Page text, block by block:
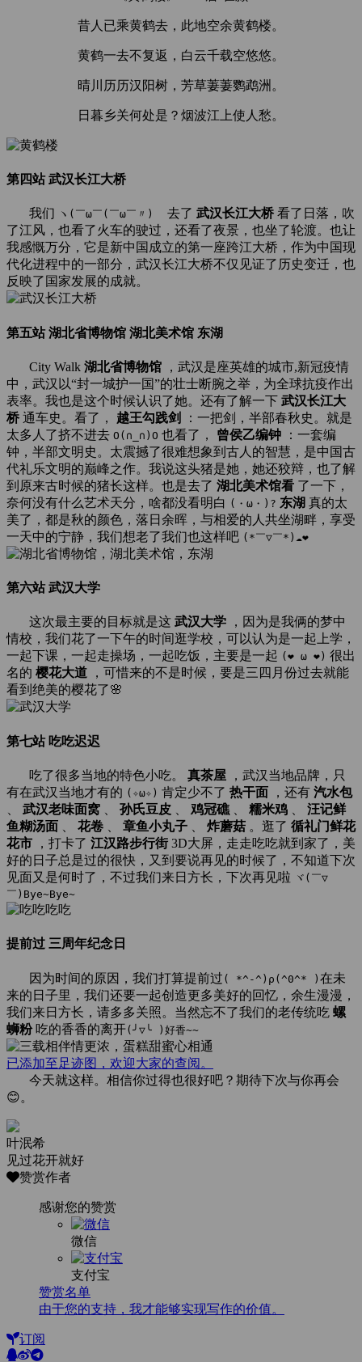
昔人已乘黄鹤去，此地空余黄鹤楼。
黄鹤一去不复返，白云千载空悠悠。
晴川历历汉阳树，芳草萋萋鹦鹉洲。
日暮乡关何处是？烟波江上使人愁。
第四站 武汉长江大桥
我们 ヽ(￣ω￣(￣ω￣〃)ゝ 去了 武汉长江大桥 看了日落，吹
了江风，也看了火车的驶过，还看了夜景，也坐了轮渡。也让
我感慨万分，它是新中国成立的第一座跨江大桥，作为中国现
代化进程中的一部分，武汉长江大桥不仅见证了历史变迁，也
反映了国家发展的成就。
第五站 湖北省博物馆 湖北美术馆 东湖
City Walk 湖北省博物馆 ，武汉是座英雄的城市,新冠疫情
中，武汉以“封一城护一国”的壮士断腕之举，为全球抗疫作出
表率。我也是这个时候认识了她。还有了解一下 武汉长江大
桥 通车史。看了， 越王勾践剑
：一把剑，半部春秋史。就是
太多人了挤不进去 O(∩_∩)O 也看了， 曾侯乙编钟 ：一套编
钟，半部文明史。太震撼了很难想象到古人的智慧，是中国古
代礼乐文明的巅峰之作。我说这头猪是她，她还狡辩，也了解
到原来古时候的猪长这样。也是去了 湖北美术馆看 了一下，
奈何没有什么艺术天分，啥都没看明白 (・ω・)? 东湖 真的太
美了，都是秋的颜色，落日余晖，与相爱的人共坐湖畔，享受
一天中的宁静，我们想老了我们也这样吧 (*￣▽￣*)☁️❤️
第六站 武汉大学
这次最主要的目标就是这 武汉大学 ，因为是我俩的梦中
情校，我们花了一下午的时间逛学校，可以认为是一起上学，
一起下课，一起走操场，一起吃饭，主要是一起 (❤ ω ❤) 很出
名的 樱花大道 ，可惜来的不是时候，要是三四月份过去就能
看到绝美的樱花了🌸
第七站 吃吃迟迟
吃了很多当地的特色小吃。 真茶屋 ，武汉当地品牌，只
有在武汉当地才有的 (✧ω✧) 肯定少不了 热干面 ，还有 汽水包
武汉老味面窝 孙氏豆皮 鸡冠礁 糯米鸡
汪记鲜
鱼糊汤面
花卷 章鱼小丸子 炸蘑菇 。逛了 循礼门鲜花
花市 ，打卡了 江汉路步行街 3D大屏，走走吃吃就到家了，美
好的日子总是过的很快，又到要说再见的时候了，不知道下次
见面又是何时了，不过我们来日方长，下次再见啦 ヾ(￣▽
￣)Bye~Bye~
提前过 三周年纪念日
因为时间的原因，我们打算提前过 ( *^-^)ρ(^0^* ) 在未
来的日子里，我们还要一起创造更多美好的回忆，余生漫漫，
我们来日方长，请多多关照。当然忘不了我们的老传统吃 螺
蛳粉吃的香香的离开(╯▽╰ )好香~~
已添加至足迹图，欢迎大家的查阅。
今天就这样。相信你过得也很好吧？期待下次与你再会
😊。
叶泯希
见过花开就好
赞赏作者
感谢您的赞赏
微信
支付宝
赞赏名单
由于您的支持，我才能够实现写作的价值。
订阅